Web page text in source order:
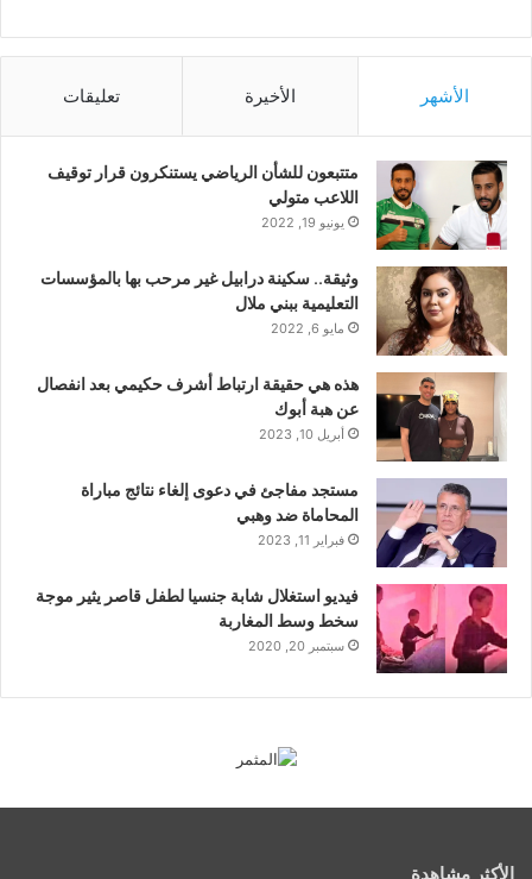
الأشهر الأخيرة تعليقات
متتبعون للشأن الرياضي يستنكرون قرار توقيف
اللاعب متولي
يونيو 19, 2022
وثيقة.. سكينة درابيل غير مرحب بها بالمؤسسات
التعليمية ببني ملال
مايو 6, 2022
هذه هي حقيقة ارتباط أشرف حكيمي بعد انفصال
عن هبة أبوك
أبريل 10, 2023
مستجد مفاجئ في دعوى إلغاء نتائج مباراة
المحاماة ضد وهبي
فبراير 11, 2023
فيديو استغلال شابة جنسيا لطفل قاصر يثير موجة
سخط وسط المغاربة
سبتمبر 20, 2020
الأكثر مشاهدة